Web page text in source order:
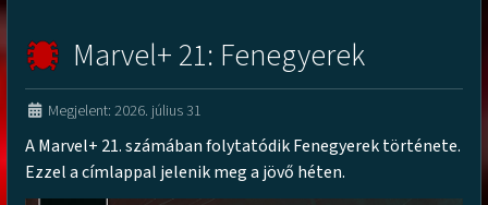
Marvel+ 21: Fenegyerek
Megjelent: 2026. július 31
A Marvel+ 21. számában folytatódik Fenegyerek története.
Ezzel a címlappal jelenik meg a jövő héten.